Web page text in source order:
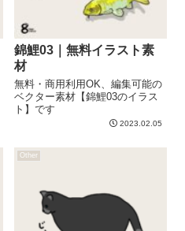
錦鯉03｜無料イラスト素
材
無料・商用利用OK、編集可能の
ベクター素材【錦鯉03のイラス
ト】です
2023.02.05
Other